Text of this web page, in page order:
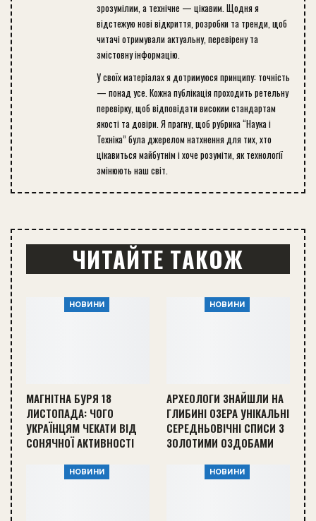
зрозумілим, а технічне — цікавим. Щодня я
відстежую нові відкриття, розробки та тренди, щоб
читачі отримували актуальну, перевірену та
змістовну інформацію.
У своїх матеріалах я дотримуюся принципу: точність
— понад усе. Кожна публікація проходить ретельну
перевірку, щоб відповідати високим стандартам
якості та довіри. Я прагну, щоб рубрика “Наука і
Техніка” була джерелом натхнення для тих, хто
цікавиться майбутнім і хоче розуміти, як технології
змінюють наш світ.
ЧИТАЙТЕ ТАКОЖ
НОВИНИ
МАГНІТНА БУРЯ 18
ЛИСТОПАДА: ЧОГО
УКРАЇНЦЯМ ЧЕКАТИ ВІД
СОНЯЧНОЇ АКТИВНОСТІ
НОВИНИ
АРХЕОЛОГИ ЗНАЙШЛИ НА
ГЛИБИНІ ОЗЕРА УНІКАЛЬНІ
СЕРЕДНЬОВІЧНІ СПИСИ З
ЗОЛОТИМИ ОЗДОБАМИ
НОВИНИ НОВИНИ